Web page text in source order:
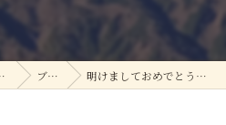
クリニカル ブログ 明けましておめでとうございます✨